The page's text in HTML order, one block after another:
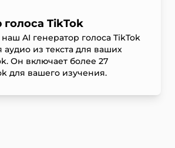
голоса TikTok
AI генератор голоса TikTok
аудио из текста для ваших
Он включает более 27
для вашего изучения.